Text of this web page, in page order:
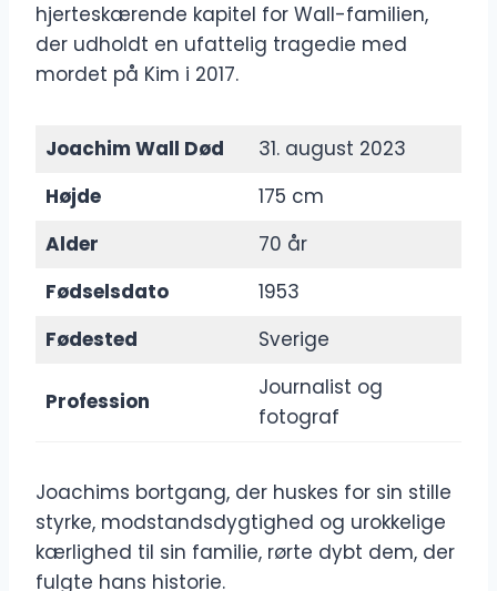
hjerteskærende kapitel for Wall-familien,
der udholdt en ufattelig tragedie med
mordet på Kim i 2017.
Joachim Wall Død
31. august 2023
Højde
175 cm
Alder
70 år
Fødselsdato
1953
Fødested
Sverige
Profession
Journalist og
fotograf
Joachims bortgang, der huskes for sin stille
styrke, modstandsdygtighed og urokkelige
kærlighed til sin familie, rørte dybt dem, der
fulgte hans historie.